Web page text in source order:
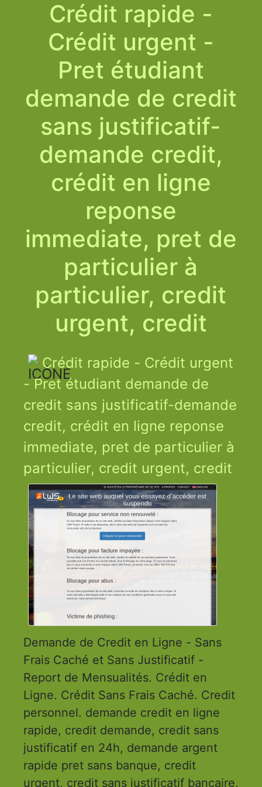
Crédit rapide -
Crédit urgent -
Pret étudiant
demande de credit
sans justificatif-
demande credit,
crédit en ligne
reponse
immediate, pret de
particulier à
particulier, credit
urgent, credit
Crédit rapide - Crédit urgent
- Pret étudiant demande de
credit sans justificatif-demande
credit, crédit en ligne reponse
immediate, pret de particulier à
particulier, credit urgent, credit
Demande de Credit en Ligne - Sans
Frais Caché et Sans Justificatif -
Report de Mensualités. Crédit en
Ligne. Crédit Sans Frais Caché. Credit
personnel. demande credit en ligne
rapide, credit demande, credit sans
justificatif en 24h, demande argent
rapide pret sans banque, credit
urgent, credit sans justificatif bancaire,